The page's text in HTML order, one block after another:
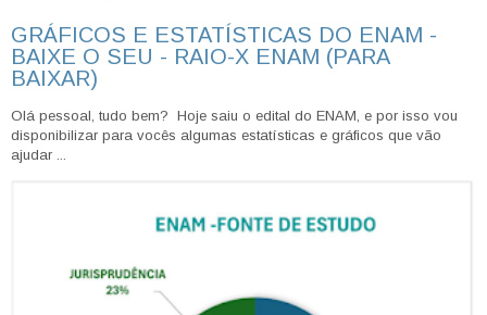
GRÁFICOS E ESTATÍSTICAS DO ENAM -
BAIXE O SEU - RAIO-X ENAM (PARA
BAIXAR)
Olá pessoal, tudo bem? Hoje saiu o edital do ENAM, e por isso vou
disponibilizar para vocês algumas estatísticas e gráficos que vão
ajudar ...